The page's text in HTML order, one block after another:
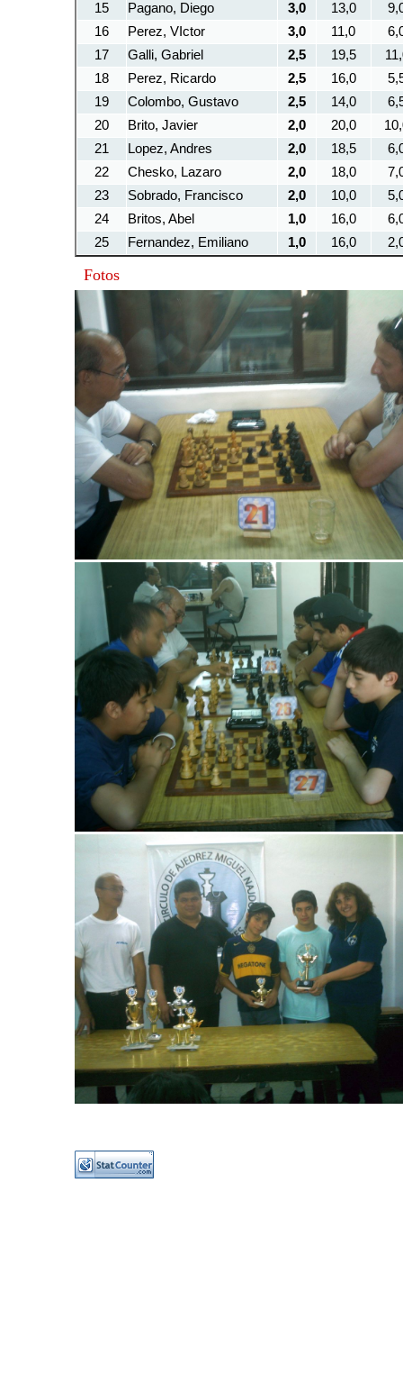
15
Pagano, Diego 3,0 13,0
16
Perez, VIctor 3,0 11,0
17
Galli, Gabriel 2,5 19,5
18
Perez, Ricardo 2,5 16,0
19
Colombo, Gustavo 2,5 14,0
20
Brito, Javier 2,0 20,0
21
Lopez, Andres 2,0 18,5
22
Chesko, Lazaro 2,0 18,0
23
Sobrado, Francisco 2,0 10,0
24
Britos, Abel 1,0 16,0
25
Fernandez, Emiliano 1,0 16,0
Fotos